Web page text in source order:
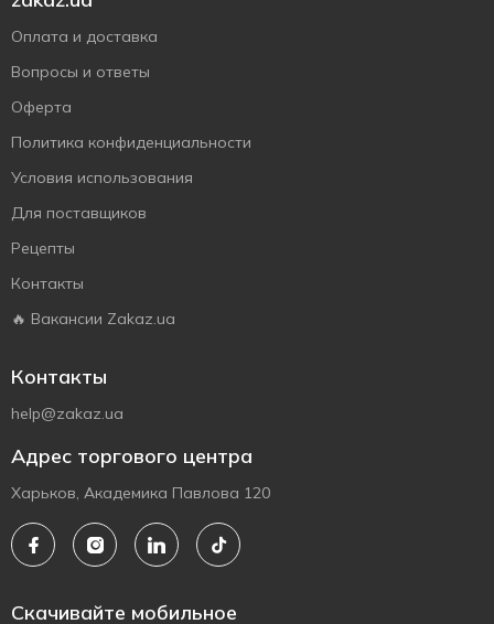
Оплата и доставка
Вопросы и ответы
Оферта
Политика конфиденциальности
Условия использования
Для поставщиков
Рецепты
Контакты
🔥 Вакансии Zakaz.ua
Контакты
help@zakaz.ua
Адрес торгового центра
Харьков, Академика Павлова 120
Скачивайте мобильное